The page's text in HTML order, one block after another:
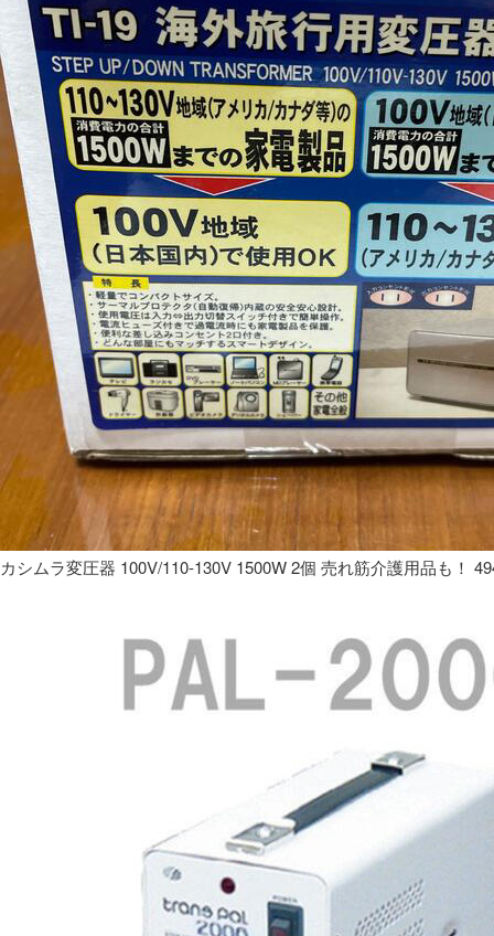
カシムラ変圧器 100V/110-130V 1500W 2個 売れ筋介護用品も！